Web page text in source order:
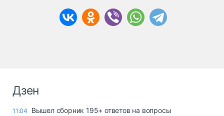
Дзен
11:04
Вышел сборник 195+ ответов на вопросы